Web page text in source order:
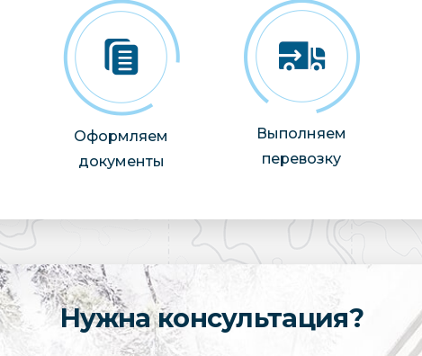
Оформляем
документы
Выполняем
перевозку
Нужна консультация?